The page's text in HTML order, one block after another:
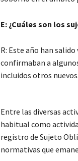
E: ¿Cuáles son los
R: Este año han salido
confirmaban a
incluidos otros nuevos.
Entre las diversas
habitual como
registro de Sujeto
normativas que